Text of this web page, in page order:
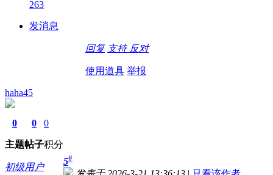
263
发消息
回复 支持 反对
使用道具 举报
haha45
0
主题
0
帖子
0
积分
初级用户
5#